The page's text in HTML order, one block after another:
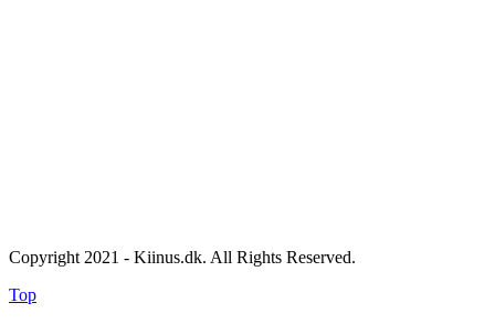
Copyright 2021 - Kiinus.dk. All Rights Reserved.
Top